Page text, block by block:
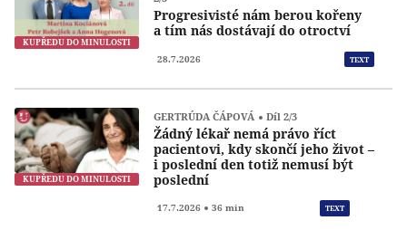
KUPŘEDU DO MINULOSTI
Progresivisté nám berou kořeny
a tím nás dostávají do otroctví
28.7.2026 TEXT
KUPŘEDU DO MINULOSTI
GERTRÚDA ČÁPOVÁ Díl 2/3
Žádný lékař nemá právo říct
pacientovi, kdy skončí jeho život –
i poslední den totiž nemusí být
poslední
17.7.2026 36 min TEXT